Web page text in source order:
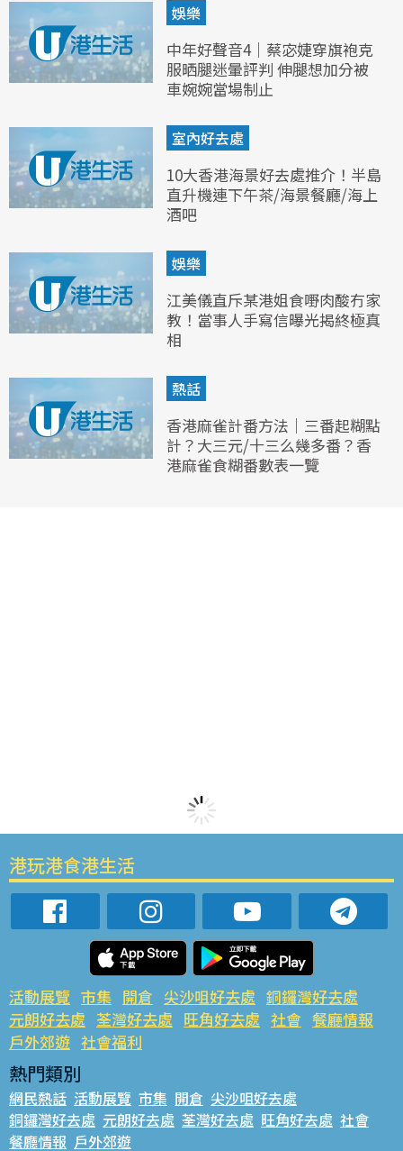
娛樂
中年好聲音4｜蔡宓婕穿旗袍克
服晒腿迷暈評判 伸腿想加分被
車婉婉當場制止
室內好去處
10大香港海景好去處推介！半島
直升機連下午茶/海景餐廳/海上
酒吧
娛樂
江美儀直斥某港姐食嘢肉酸冇家
教！當事人手寫信曝光揭終極真
相
熱話
香港麻雀計番方法｜三番起糊點
計？大三元/十三么幾多番？香
港麻雀食糊番數表一覽
港玩港食港生活
活動展覽 市集 開倉 尖沙咀好去處 銅鑼灣好去處
元朗好去處 荃灣好去處 旺角好去處 社會 餐廳情報
戶外郊遊 社會福利
熱門類別
網民熱話 活動展覽 市集 開倉 尖沙咀好去處
銅鑼灣好去處 元朗好去處 荃灣好去處 旺角好去處 社會
餐廳情報 戶外郊遊